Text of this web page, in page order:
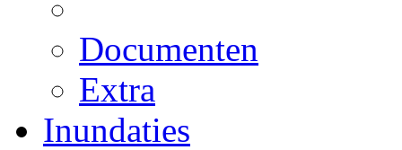
Documenten
Extra
Inundaties